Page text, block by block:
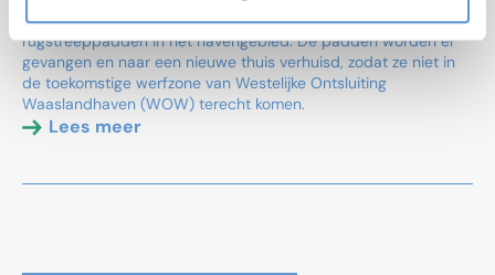
vrijwilligers van Natuurpunt met het opsporen en vangen van
rugstreeppadden in het havengebied. De padden worden er
gevangen en naar een nieuwe thuis verhuisd, zodat ze niet in
de toekomstige werfzone van Westelijke Ontsluiting
Waaslandhaven (WOW) terecht komen.
Lees meer